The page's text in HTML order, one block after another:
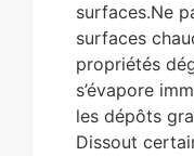
surfaces.Ne
surfaces
propriétés
s’évapore
les dépôts
Dissout